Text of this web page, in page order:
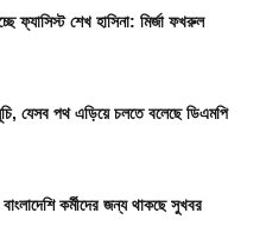
ফ্যাসিস্ট শেখ হাসিনা: মির্জা ফখরুল
যেসব পথ এড়িয়ে চলতে বলেছে ডিএমপি
বাংলাদেশি কর্মীদের জন্য থাকছে সুখবর